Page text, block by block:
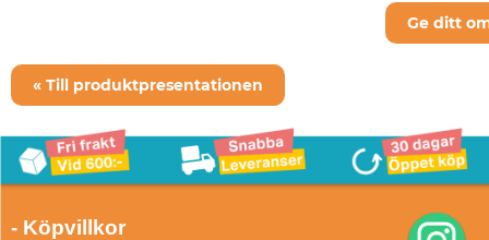
Ge ditt
« Till produktpresentationen
- Köpvillkor